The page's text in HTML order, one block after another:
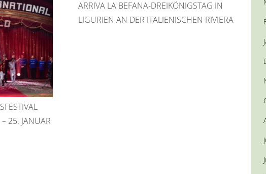
25. JANUAR
ARRIVA LA BEFANA-DREIKÖNIGSTAG IN
LIGURIEN AN DER ITALIENISCHEN RIVIERA